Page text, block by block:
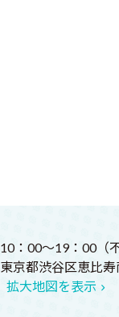
10：00～19：00（
東京都渋谷区恵比
拡大地図を表示